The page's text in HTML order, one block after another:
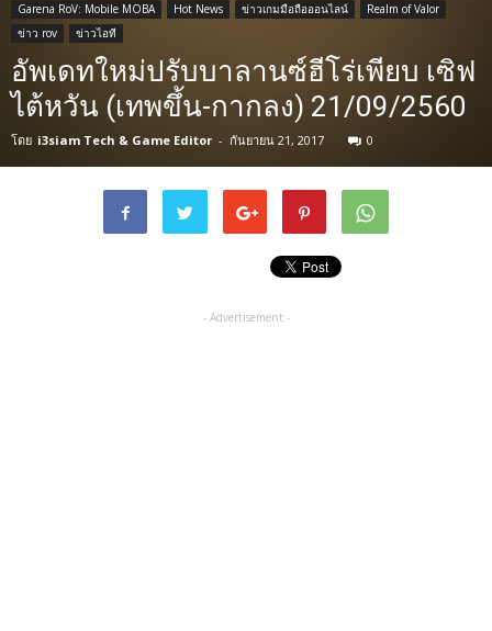
Garena RoV: Mobile MOBA Hot News ข่าวเกมมือถือออนไลน์
Realm of Valor
ข่าว rov
ข่าวไอที
อัพเดทใหม่ปรับบาลานซ์ฮีโร่เพียบ เซิฟ
ไต้หวัน (เทพขึ้น-กากลง) 21/09/2560
โดย i3siam Tech & Game Editor - กันยายน 21, 2017 0
- Advertisement -